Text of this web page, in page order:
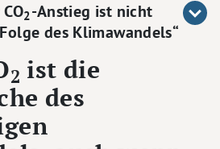
2-Anstieg ist nicht
des Klimawandels“
2 ist die
des